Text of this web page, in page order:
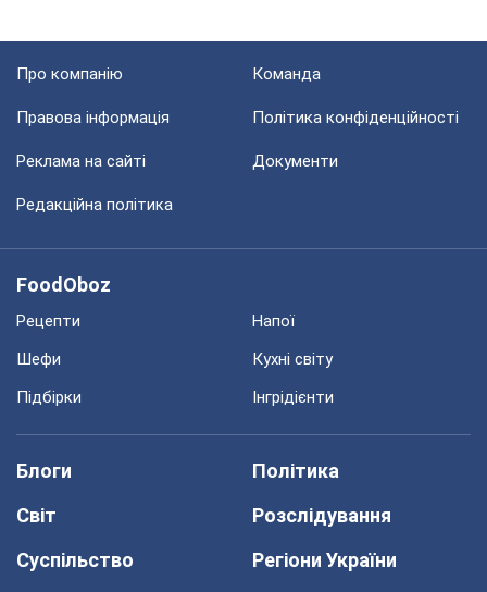
Про компанію Команда
Правова інформація Політика конфіденційності
Реклама на сайті Документи
Редакційна політика
FoodOboz
Рецепти
Напої
Шефи
Кухні світу
Підбірки
Інгрідієнти
Блоги
Політика
Світ
Розслідування
Суспільство
Регіони України